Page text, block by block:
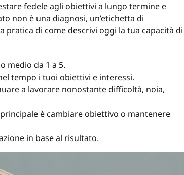
fedele agli obiettivi a lungo termine e
non è una diagnosi, un’etichetta di
pratica di come descrivi oggi la tua capacità di
medio da 1 a 5.
tempo i tuoi obiettivi e interessi.
a lavorare nonostante difficoltà, noia,
è cambiare obiettivo o mantenere
in base al risultato.